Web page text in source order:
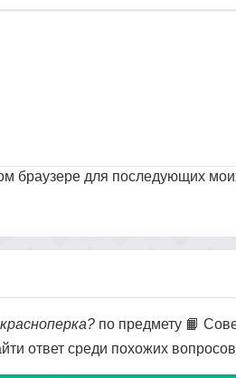
браузере для последующих
по предмету 📙
ответ среди похожих